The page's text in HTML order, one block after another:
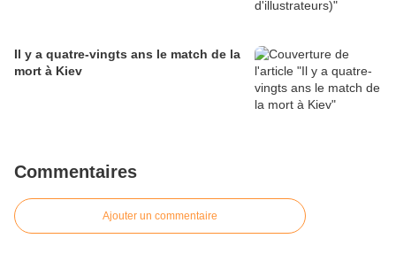
Il y a quatre-vingts ans le match de la
mort à Kiev
Commentaires
Ajouter un commentaire